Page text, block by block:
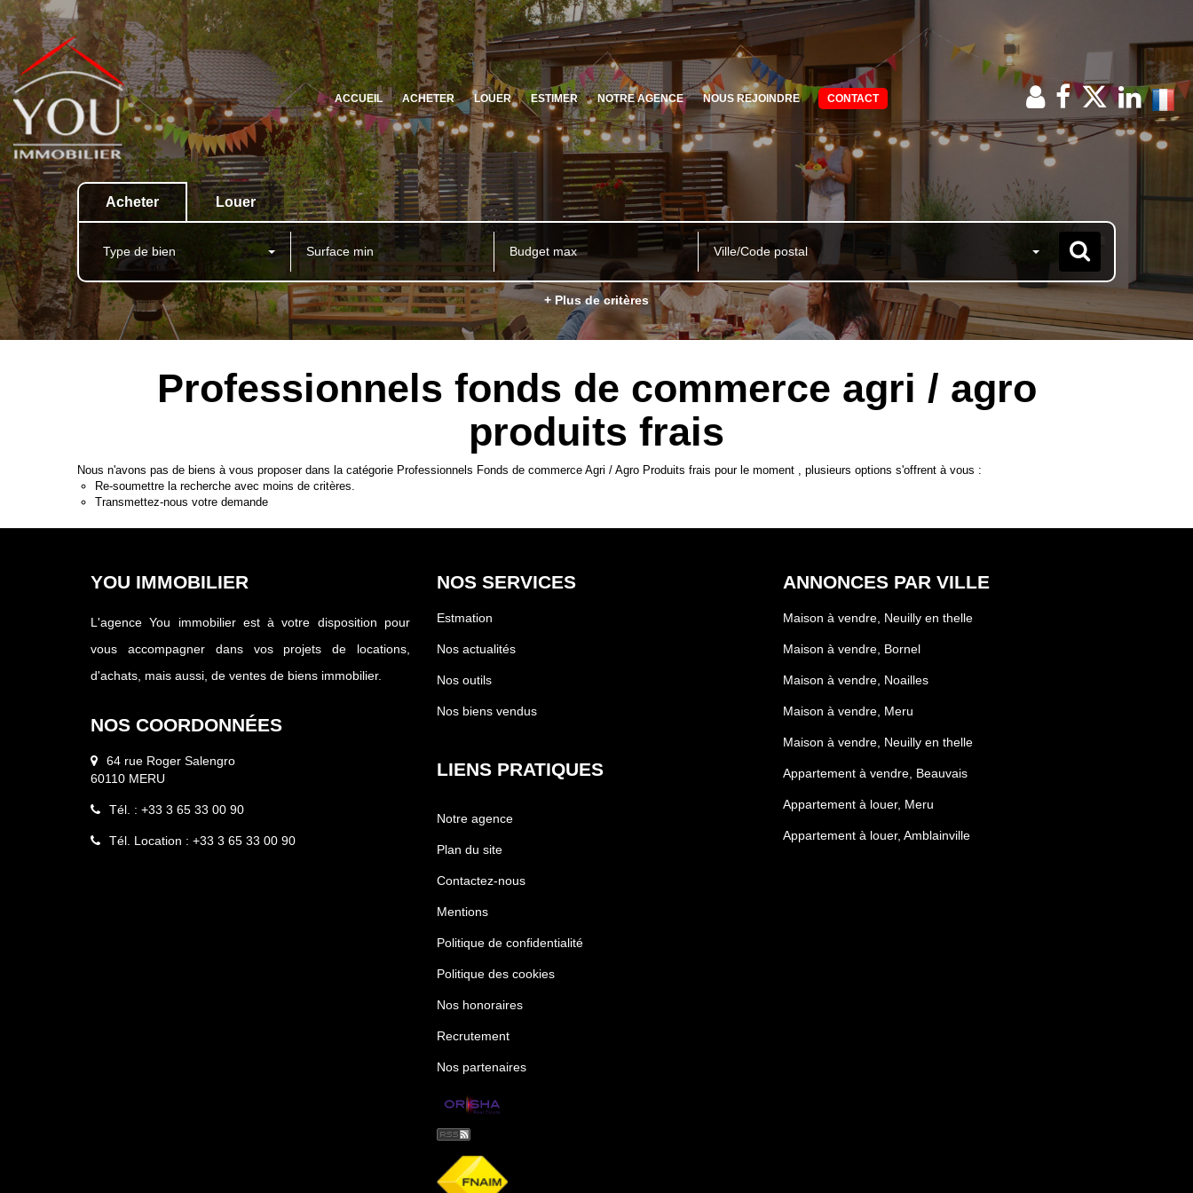
ACCUEIL ACHETER LOUER ESTIMER NOTRE AGENCE NOUS REJOINDRE CONTACT
Acheter Louer
Type de bien Ville/Code postal
+ Plus de critères
Professionnels fonds de commerce agri / agro
produits frais
Nous n'avons pas de biens à vous proposer dans la catégorie Professionnels Fonds de commerce Agri / Agro Produits frais pour le moment , plusieurs options s'offrent à vous :
Re-soumettre la recherche avec moins de critères.
Transmettez-nous votre demande
YOU IMMOBILIER
L'agence You immobilier est à votre disposition pour
vous accompagner dans vos projets de locations,
d'achats, mais aussi, de ventes de biens immobilier.
NOS COORDONNÉES
64 rue Roger Salengro
60110 MERU
Tél. : +33 3 65 33 00 90
Tél. Location : +33 3 65 33 00 90
NOS SERVICES
Estmation
Nos actualités
Nos outils
Nos biens vendus
LIENS PRATIQUES
Notre agence
Plan du site
Contactez-nous
Mentions
Politique de confidentialité
Politique des cookies
Nos honoraires
Recrutement
Nos partenaires
ANNONCES PAR VILLE
Maison à vendre, Neuilly en thelle
Maison à vendre, Bornel
Maison à vendre, Noailles
Maison à vendre, Meru
Maison à vendre, Neuilly en thelle
Appartement à vendre, Beauvais
Appartement à louer, Meru
Appartement à louer, Amblainville